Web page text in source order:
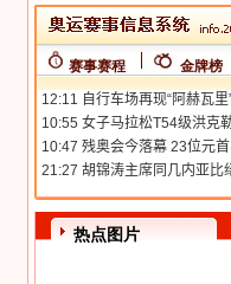
赛事赛程 金牌榜
热点图片